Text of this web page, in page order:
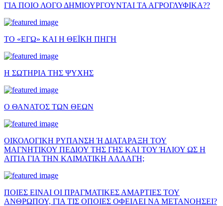
ΓΙΑ ΠΟΙΟ ΛΟΓΟ ΔΗΜΙΟΥΡΓΟΥΝΤΑΙ ΤΑ ΑΓΡΟΓΛΥΦΙΚΑ??
ΤΟ «ΕΓΩ» ΚΑΙ Η ΘΕΪΚΗ ΠΗΓΗ
Η ΣΩΤΗΡΙΑ ΤΗΣ ΨΥΧΗΣ
Ο ΘΑΝΑΤΟΣ ΤΩΝ ΘΕΩΝ
ΟΙΚΟΛΟΓΙΚΗ ΡΥΠΑΝΣΗ Ή ΔΙΑΤΑΡΑΞΗ ΤΟΥ
ΜΑΓΝΗΤΙΚΟΥ ΠΕΔΙΟΥ ΤΗΣ ΓΗΣ ΚΑΙ ΤΟΥ ΉΛΙΟΥ ΩΣ Η
ΑΙΤΙΑ ΓΙΑ ΤΗΝ ΚΛΙΜΑΤΙΚΗ ΑΛΛΑΓΗ;
ΠΟΙΕΣ ΕΙΝΑΙ ΟΙ ΠΡΑΓΜΑΤΙΚΕΣ ΑΜΑΡΤΙΕΣ ΤΟΥ
ΑΝΘΡΩΠΟΥ, ΓΙΑ ΤΙΣ ΟΠΟΙΕΣ ΟΦΕΙΛΕΙ ΝΑ ΜΕΤΑΝΟΗΣΕΙ?